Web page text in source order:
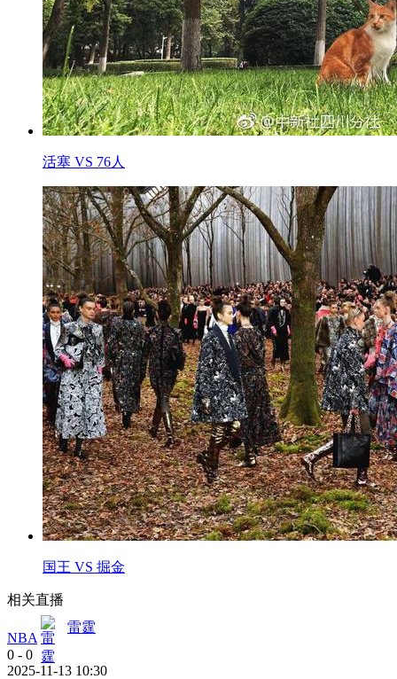
活塞 VS 76人
国王 VS 掘金
相关直播
NBA
雷霆
0 - 0
2025-11-13 10:30